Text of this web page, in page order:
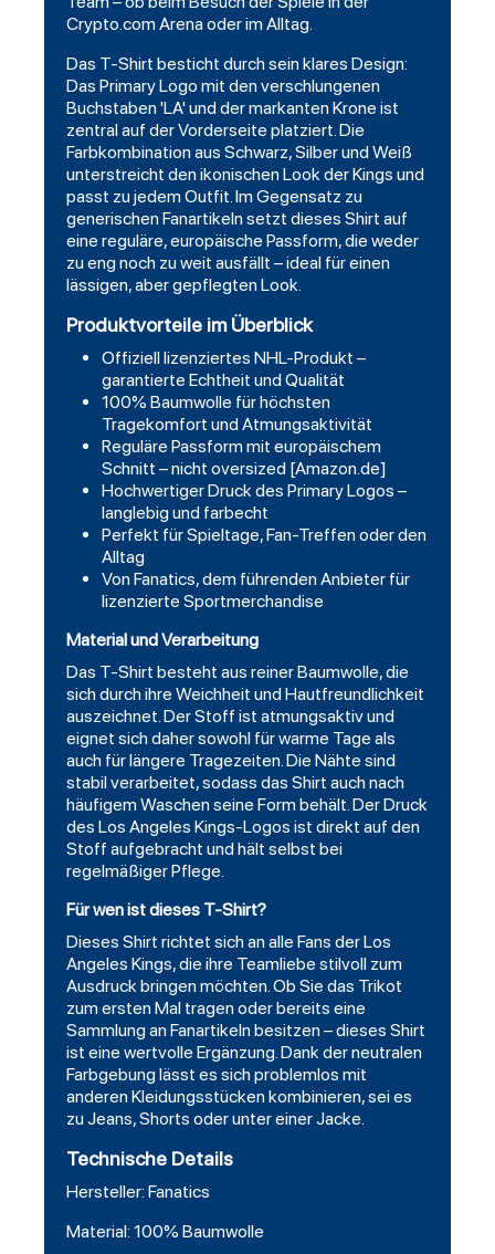
Crypto.com Arena oder im Alltag.
Das T-Shirt besticht durch sein klares Design:
Das Primary Logo mit den verschlungenen
Buchstaben 'LA' und der markanten Krone ist
zentral auf der Vorderseite platziert. Die
Farbkombination aus Schwarz, Silber und Weiß
unterstreicht den ikonischen Look der Kings und
passt zu jedem Outfit. Im Gegensatz zu
generischen Fanartikeln setzt dieses Shirt auf
eine reguläre, europäische Passform, die weder
zu eng noch zu weit ausfällt – ideal für einen
lässigen, aber gepflegten Look.
Produktvorteile im Überblick
Offiziell lizenziertes NHL-Produkt –
garantierte Echtheit und Qualität
100% Baumwolle für höchsten
Tragekomfort und Atmungsaktivität
Reguläre Passform mit europäischem
Schnitt – nicht oversized [Amazon.de]
Hochwertiger Druck des Primary Logos –
langlebig und farbecht
Perfekt für Spieltage, Fan-Treffen oder den
Alltag
Von Fanatics, dem führenden Anbieter für
lizenzierte Sportmerchandise
Material und Verarbeitung
Das T-Shirt besteht aus reiner Baumwolle, die
sich durch ihre Weichheit und Hautfreundlichkeit
auszeichnet. Der Stoff ist atmungsaktiv und
eignet sich daher sowohl für warme Tage als
auch für längere Tragezeiten. Die Nähte sind
stabil verarbeitet, sodass das Shirt auch nach
häufigem Waschen seine Form behält. Der Druck
des Los Angeles Kings-Logos ist direkt auf den
Stoff aufgebracht und hält selbst bei
regelmäßiger Pflege.
Für wen ist dieses T-Shirt?
Dieses Shirt richtet sich an alle Fans der Los
Angeles Kings, die ihre Teamliebe stilvoll zum
Ausdruck bringen möchten. Ob Sie das Trikot
zum ersten Mal tragen oder bereits eine
Sammlung an Fanartikeln besitzen – dieses Shirt
ist eine wertvolle Ergänzung. Dank der neutralen
Farbgebung lässt es sich problemlos mit
anderen Kleidungsstücken kombinieren, sei es
zu Jeans, Shorts oder unter einer Jacke.
Technische Details
Hersteller: Fanatics
Material: 100% Baumwolle